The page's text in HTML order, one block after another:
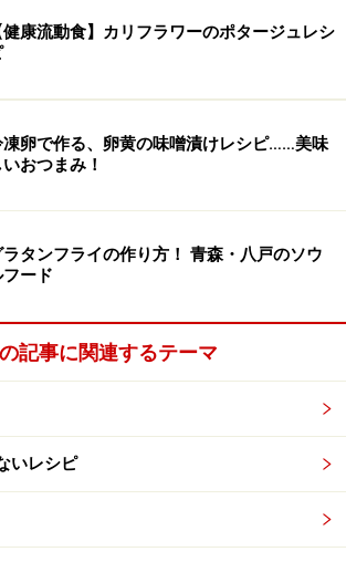
で人気レシピの書籍をチェック！
健康流動食】カリフラワーのポタージュレシ
凍卵で作る、卵黄の味噌漬けレシピ……美味
いおつまみ！
ラタンフライの作り方！ 青森・八戸のソウ
ード
記事に関連するテーマ
いレシピ